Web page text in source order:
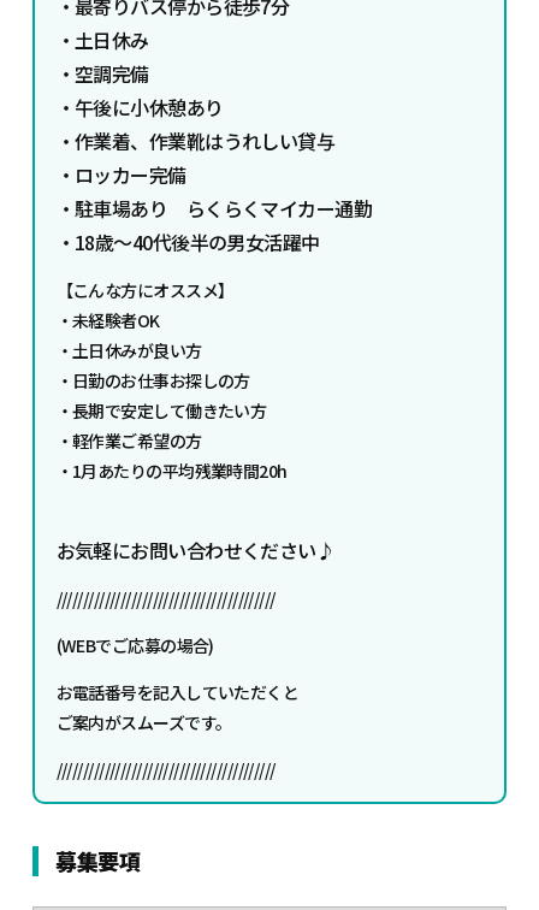
・最寄りバス停から徒歩7分
・土日休み
・空調完備
・午後に小休憩あり
・作業着、作業靴はうれしい貸与
・ロッカー完備
・駐車場あり らくらくマイカー通勤
・18歳～40代後半の男女活躍中
【こんな方にオススメ】
・未経験者OK
・土日休みが良い方
・日勤のお仕事お探しの方
・長期で安定して働きたい方
・軽作業ご希望の方
・1月あたりの平均残業時間20h
お気軽にお問い合わせください♪
/////////////////////////////////////////
(WEBでご応募の場合)
お電話番号を記入していただくと
ご案内がスムーズです。
/////////////////////////////////////////
募集要項